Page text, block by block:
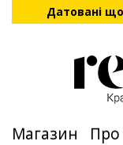
Датовані
Магазин Про